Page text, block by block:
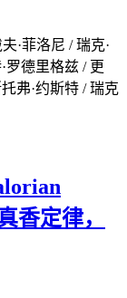
·菲洛尼 / 瑞克·
罗德里格兹 / 更
弗·约斯特 / 瑞克
香定律，